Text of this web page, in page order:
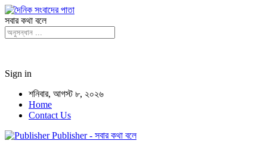
সবার কথা বলে
Sign in
শনিবার, আগস্ট ৮, ২০২৬
Home
Contact Us
Publisher - সবার কথা বলে